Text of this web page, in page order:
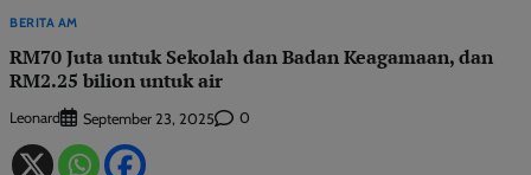
BERITA AM
RM70 Juta untuk Sekolah dan Badan Keagamaan, dan
RM2.25 bilion untuk air
Leonard September 23, 2025 0